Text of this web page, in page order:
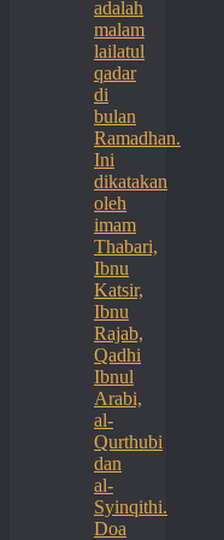
adalah
malam
lailatul
qadar
di
bulan
Ramadhan.
Ini
dikatakan
oleh
imam
Thabari,
Ibnu
Katsir,
Ibnu
Rajab,
Qadhi
Ibnul
Arabi,
al-
Qurthubi
dan
al-
Syinqithi.
Doa